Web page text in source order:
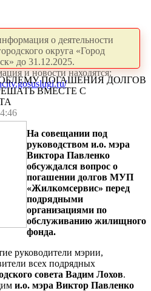
о деятельности
округа «Город
до 31.12.2025.
и новости находятся:
ПОГАШЕНИЯ ДОЛГОВ
ВМЕСТЕ С
На совещании под
руководством и.о. мэра
Виктора Павленко
обсуждался вопрос о
погашении долгов МУП
«Жилкомсервис» перед
подрядными
организациями по
обслуживанию жилищного
фонда.
руководители мэрии,
всех подрядных
совета Вадим Лохов.
и.о. мэра Виктор Павленко